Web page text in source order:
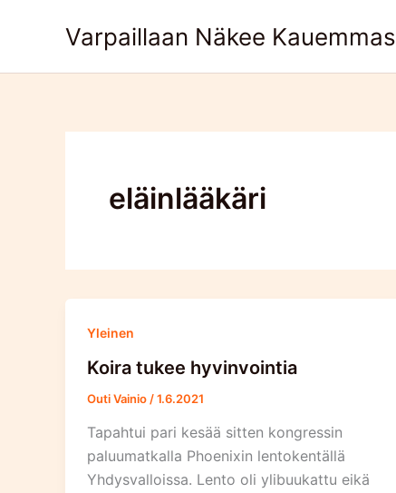
Varpaillaan Näkee Kauemmas
eläinlääkäri
Yleinen
Koira tukee hyvinvointia
Outi Vainio /1.6.2021
Tapahtui pari kesää sitten kongressin
paluumatkalla Phoenixin lentokentällä
Yhdysvalloissa. Lento oli ylibuukattu eikä